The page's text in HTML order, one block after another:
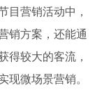
营销活动中，
销方案，还能通
得较大的客流，
现微场景营销。